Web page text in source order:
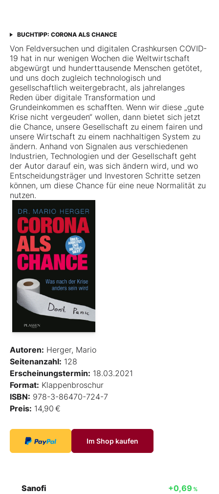
BUCHTIPP: CORONA ALS CHANCE
Von Feldversuchen und digitalen Crashkursen COVID-
19 hat in nur wenigen Wochen die Weltwirtschaft
abgewürgt und hunderttausende Menschen getötet,
und uns doch zugleich technologisch und
gesellschaftlich weitergebracht, als jahrelanges
Reden über digitale Transformation und
Grundeinkommen es schafften. Wenn wir diese „gute
Krise nicht vergeuden“ wollen, dann bietet sich jetzt
die Chance, unsere Gesellschaft zu einem fairen und
unsere Wirtschaft zu einem nachhaltigen System zu
ändern. Anhand von Signalen aus verschiedenen
Industrien, Technologien und der Gesellschaft geht
der Autor darauf ein, was sich ändern wird, und wo
Entscheidungsträger und Investoren Schritte setzen
können, um diese Chance für eine neue Normalität zu
nutzen.
Autoren: Herger, Mario
Seitenanzahl: 128
Erscheinungstermin: 18.03.2021
Format: Klappenbroschur
ISBN: 978-3-86470-724-7
Preis: 14,90 €
Im Shop kaufen
Sanofi +0,69 %